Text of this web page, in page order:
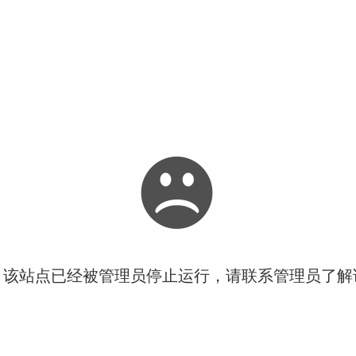
站点已经被管理员停止运行，请联系管理员了